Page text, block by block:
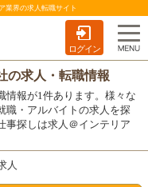
業界の求人転職サイト
ログイン
の求人・転職情報
情報が1件あります。様々な
職・アルバイトの求人を探
事探しは求人＠インテリア
人